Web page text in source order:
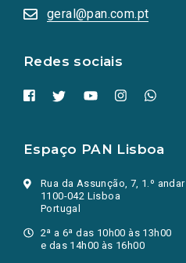
geral@pan.com.pt
Redes sociais
numa
nova
Espaço PAN Lisboa
Rua da Assunção, 7, 1.º andar
1100-042 Lisboa
Portugal
2ª a 6ª das 10h00 às 13h00
e das 14h00 às 16h00